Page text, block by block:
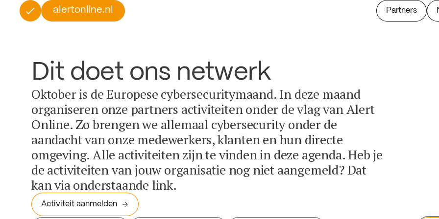
alertonline.nl Partners
Dit doet ons netwerk
Oktober is de Europese cybersecuritymaand. In deze maand
organiseren onze partners activiteiten onder de vlag van Alert
Online. Zo brengen we allemaal cybersecurity onder de
aandacht van onze medewerkers, klanten en hun directe
omgeving. Alle activiteiten zijn te vinden in deze agenda. Heb je
de activiteiten van jouw organisatie nog niet aangemeld? Dat
kan via onderstaande link.
Activiteit aanmelden